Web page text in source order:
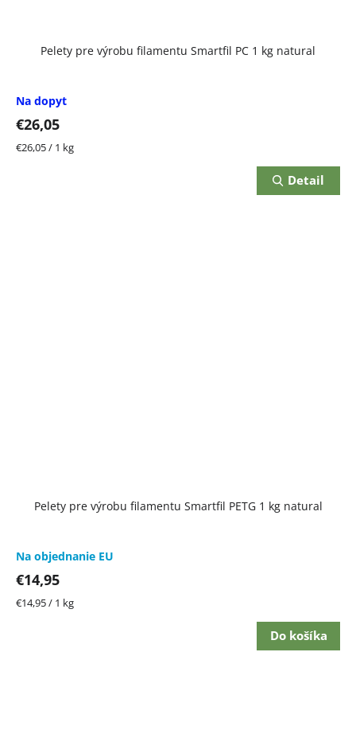
Pelety pre výrobu filamentu Smartfil PC 1 kg natural
Na dopyt
€26,05
Jednotková
€26,05 / 1 kg
Detail
Pelety pre výrobu filamentu Smartfil PETG 1 kg natural
Na objednanie EU
€14,95
Jednotková
€14,95 / 1 kg
Do košíka